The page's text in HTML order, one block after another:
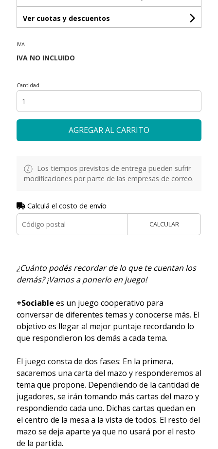
Ver cuotas y descuentos
IVA
Cantidad
AGREGAR AL CARRITO
Los tiempos previstos de entrega pueden sufrir
modificaciones por parte de las empresas de correo.
Calculá el costo de envío
CALCULAR
¿Cuánto podés recordar de lo que te cuentan los
demás? ¡Vamos a ponerlo en juego!
+Sociable es un juego cooperativo para
conversar de diferentes temas y conocerse más. El
objetivo es llegar al mejor puntaje recordando lo
que respondieron los demás a cada tema.
El juego consta de dos fases: En la primera,
sacaremos una carta del mazo y responderemos al
tema que propone. Dependiendo de la cantidad de
jugadores, se irán tomando más cartas del mazo y
respondiendo cada uno. Dichas cartas quedan en
el centro de la mesa a la vista de todos. El resto del
mazo se deja aparte ya que no usará por el resto
de la partida.